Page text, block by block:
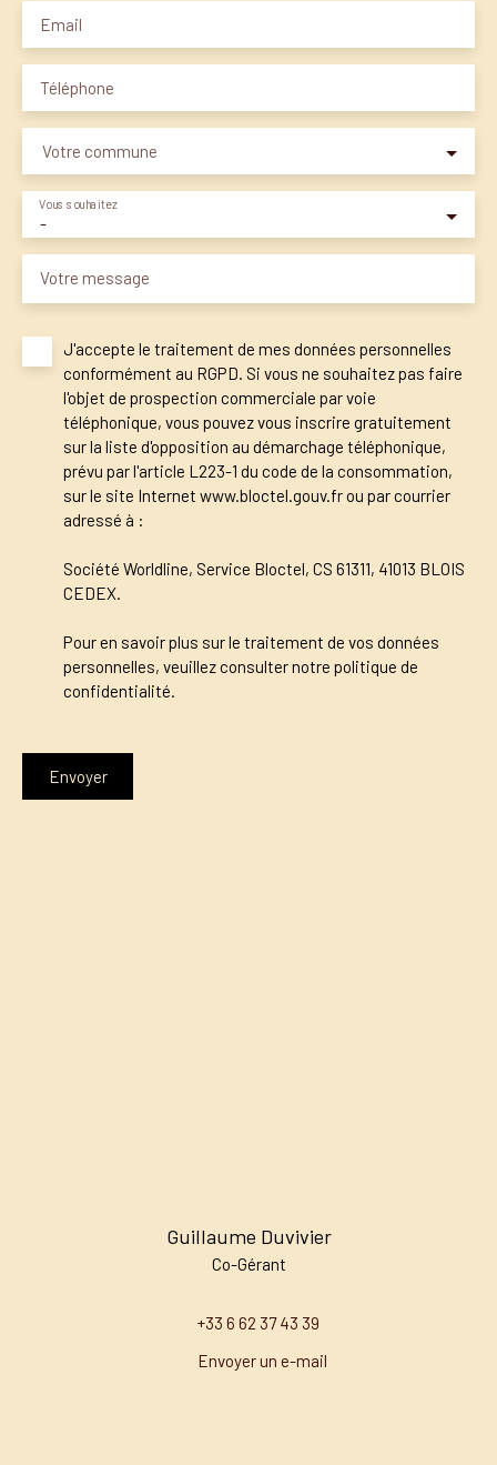
Email
Téléphone
Votre commune
-
Vous souhaitez
Votre message
J'accepte le traitement de mes données personnelles
conformément au RGPD. Si vous ne souhaitez pas faire
l'objet de prospection commerciale par voie
téléphonique, vous pouvez vous inscrire gratuitement
sur la liste d'opposition au démarchage téléphonique,
prévu par l'article L223-1 du code de la consommation,
sur le site Internet www.bloctel.gouv.fr ou par courrier
adressé à :
Société Worldline, Service Bloctel, CS 61311, 41013 BLOIS
CEDEX.
Pour en savoir plus sur le traitement de vos données
personnelles, veuillez consulter notre politique de
confidentialité.
Envoyer
Guillaume Duvivier
Co-Gérant
+33 6 62 37 43 39
Envoyer un e-mail